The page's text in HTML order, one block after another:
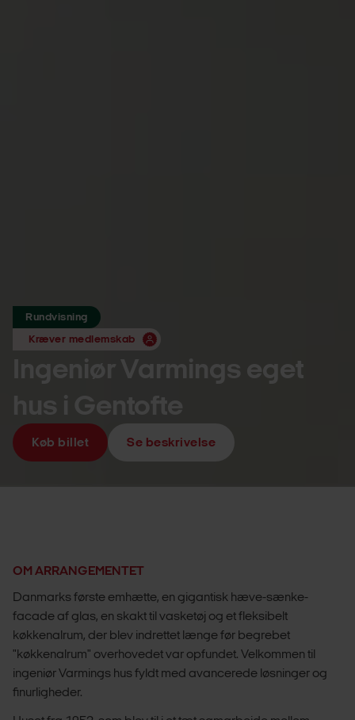
Rundvisning
Kræver medlemskab
Ingeniør Varmings eget
hus i Gentofte
Køb billet Se beskrivelse
OM ARRANGEMENTET
Danmarks første emhætte, en gigantisk hæve-sænke-
facade af glas, en skakt til vasketøj og et fleksibelt
køkkenalrum, der blev indrettet længe før begrebet
"køkkenalrum" overhovedet var opfundet. Velkommen til
ingeniør Varmings hus fyldt med avancerede løsninger og
finurligheder.